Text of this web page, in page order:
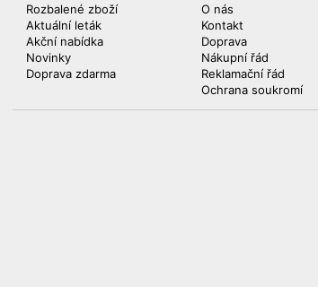
Rozbalené zboží
Aktuální leták
Akční nabídka
Novinky
Doprava zdarma
O nás
Kontakt
Doprava
Nákupní řád
Reklamační řád
Ochrana soukromí